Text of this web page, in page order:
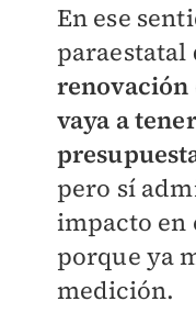
En ese
paraestatal
renovación
vaya a
pero sí
impacto en
porque ya
medición.